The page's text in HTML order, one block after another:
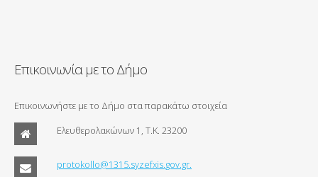
Επικοινωνία με το Δήμο
Επικοινωνήστε με το Δήμο στα παρακάτω στοιχεία
Ελευθερολακώνων 1, Τ.Κ. 23200
protokollo@1315.syzefxis.gov.gr.